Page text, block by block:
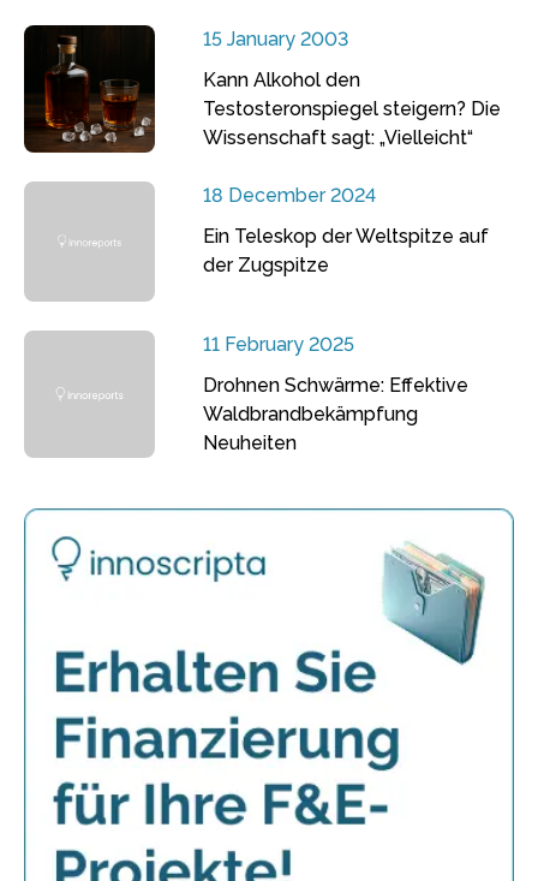
15 January 2003
Kann Alkohol den
Testosteronspiegel steigern? Die
Wissenschaft sagt: „Vielleicht“
18 December 2024
Ein Teleskop der Weltspitze auf
der Zugspitze
11 February 2025
Drohnen Schwärme: Effektive
Waldbrandbekämpfung
Neuheiten